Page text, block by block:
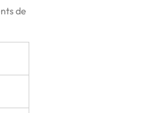
de